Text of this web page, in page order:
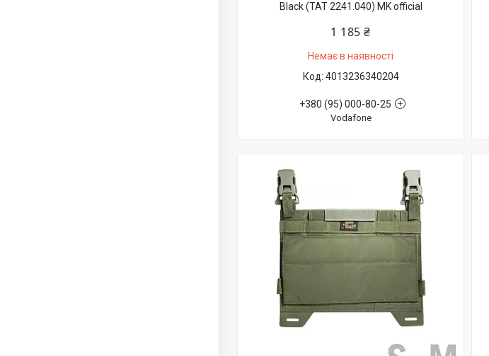
Black (TAT 2241.040) MK official
1 185 ₴
Немає в наявності
4013236340204
+380 (95) 000-80-25
Vodafone